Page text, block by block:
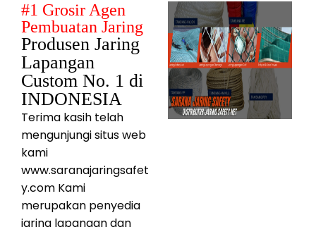
#1 Grosir Agen
Pembuatan Jaring
Produsen Jaring
Lapangan
Custom No. 1 di
INDONESIA
Terima kasih telah
mengunjungi situs web
kami
www.saranajaringsafet
y.com Kami
merupakan penyedia
jaring lapangan dan